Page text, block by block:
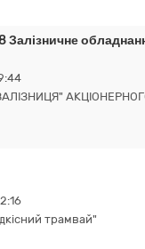
трамвай"